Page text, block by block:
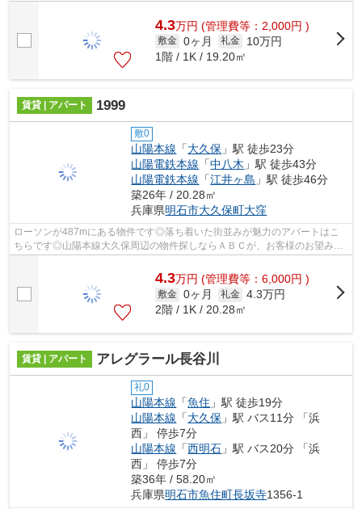
4.3万円 (管理費等：2,000円 )
敷金 0ヶ月 礼金
10万円
1階 / 1K / 19.20㎡
賃貸 | アパート 1999
敷0
山陽本線 「大久保 」駅 徒歩23分
山陽電鉄本線 「中八木 」駅 徒歩43分
山陽電鉄本線 「江井ヶ島 」駅 徒歩46分
築26年 / 20.28㎡
兵庫県明石市大久保町大窪
ローソンが487mにある物件です◎落ち着いた街並みが魅力のアパートはこ
ちらです◎山陽本線大久保周辺の物件探しならＡＢＣが、お客様のお望みの
物件をご提供いたします◎078-926-1112かab...
4.3万円 (管理費等：6,000円 )
敷金 0ヶ月 礼金 4.3万円
2階 / 1K / 20.28㎡
賃貸 | アパート アレグラール長谷川
礼0
山陽本線 「魚住 」駅 徒歩19分
山陽本線 「大久保 」駅 バス11分 「浜
西」 停歩7分
山陽本線 「西明石 」駅 バス20分 「浜
西」 停歩7分
築36年 / 58.20㎡
兵庫県明石市魚住町長坂寺1356-1